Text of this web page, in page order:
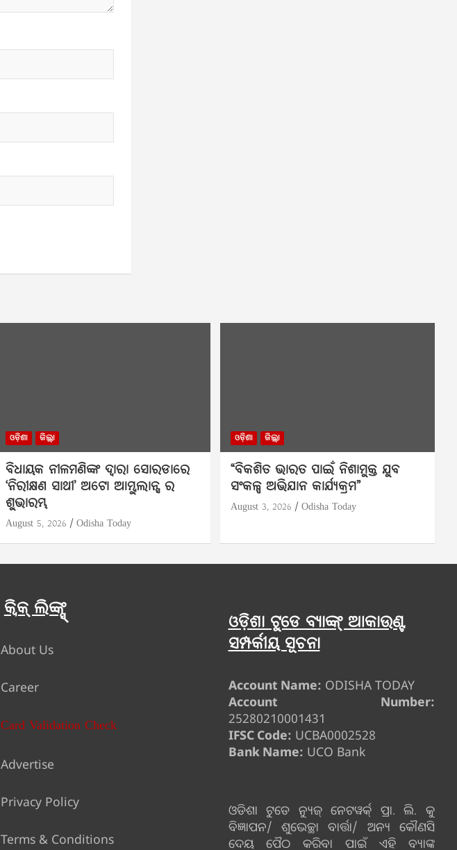
ଓଡ଼ିଶା ଜିଲ୍ଲା
ବିଧାୟକ ନୀଳମଣିଙ୍କ ଦ୍ବାରା ସୋରଡାରେ
‘ନିରୀକ୍ଷଣ ସାଥୀ’ ଅଟୋ ଆମ୍ବୁଲାନ୍ସ ର
ଶୁଭାରମ୍ଭ
August 5, 2026 Odisha Today
ଓଡ଼ିଶା ଜିଲ୍ଲା
“ବିକଶିତ ଭାରତ ପାଇଁ ନିଶାମୁକ୍ତ ଯୁବ
ସଂକଳ୍ପ ଅଭିଯାନ କାର୍ଯ୍ୟକ୍ରମ”
August 3, 2026 Odisha Today
କ୍ୱିକ୍ ଲିଙ୍କ୍ସ୍
About Us
Career
Card Validation Check
Advertise
Privacy Policy
Terms & Conditions
ଓଡ଼ିଶା ଟୁଡେ ବ୍ୟାଙ୍କ୍ ଆକାଉଣ୍ଟ
ସମ୍ପର୍କୀୟ ସୂଚନା
Account Name: ODISHA TODAY
Account Number:
25280210001431
IFSC Code: UCBA0002528
Bank Name: UCO Bank
ଓଡିଶା ଟୁଡେ ନ୍ୟୁଜ୍ ନେଟୱର୍କ୍ ପ୍ରା. ଲି. କୁ
ବିଜ୍ଞାପନ/ ଶୁଭେଚ୍ଛା ବାର୍ତ୍ତା/ ଅନ୍ୟ କୌଣସି
ଦେୟ ପୈଠ କରିବା ପାଇଁ ଏହି ବ୍ୟାଙ୍କ